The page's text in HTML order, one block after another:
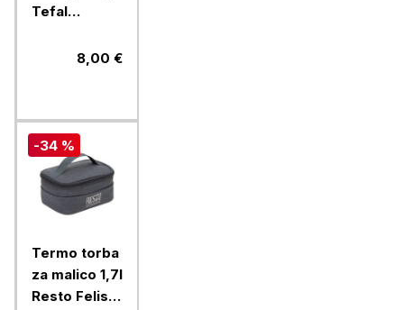
Tefal
AQ., 1.5 L,8,00 €
-34 %
Termo torba
za malico 1,7l
Resto Felis